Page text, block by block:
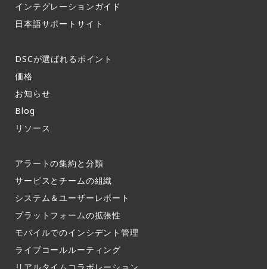
インテグレーションガイド​
日本語サポートサイト​
DSCが選ばれるポイント
価格
お知らせ​
Blog
リソース
アラートの集約と分類​
サービスとチームの組織​
システム＆ユーザーレポート​
プラットフォームの拡張性
モバイルでのインシデント管理​
ライブコールルーティング​